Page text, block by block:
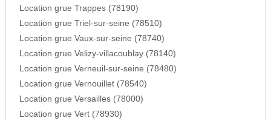
Location grue Trappes (78190)
Location grue Triel-sur-seine (78510)
Location grue Vaux-sur-seine (78740)
Location grue Velizy-villacoublay (78140)
Location grue Verneuil-sur-seine (78480)
Location grue Vernouillet (78540)
Location grue Versailles (78000)
Location grue Vert (78930)